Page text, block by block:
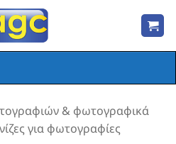
& φωτογραφικά
για φωτογραφίες